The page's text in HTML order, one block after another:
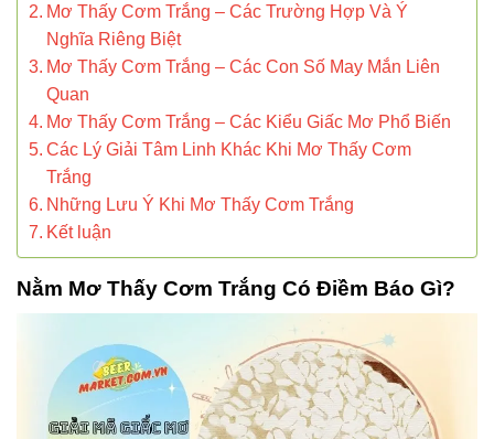
Mơ Thấy Cơm Trắng – Các Trường Hợp Và Ý
Nghĩa Riêng Biệt
Mơ Thấy Cơm Trắng – Các Con Số May Mắn Liên
Quan
Mơ Thấy Cơm Trắng – Các Kiểu Giấc Mơ Phổ Biến
Các Lý Giải Tâm Linh Khác Khi Mơ Thấy Cơm
Trắng
Những Lưu Ý Khi Mơ Thấy Cơm Trắng
Kết luận
Nằm Mơ Thấy Cơm Trắng Có Điềm Báo Gì?